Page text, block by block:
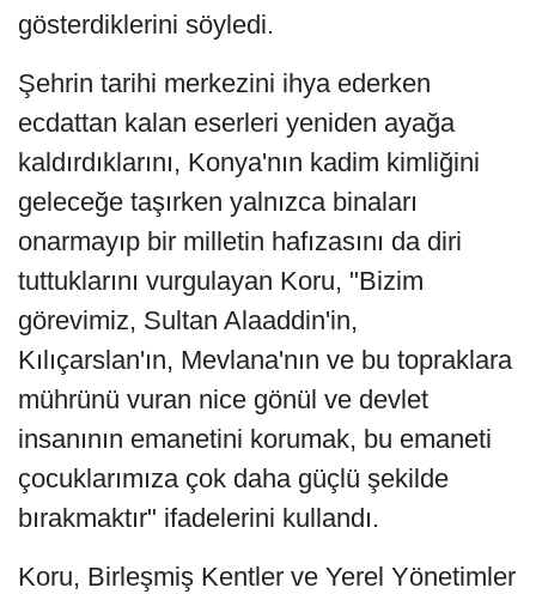
gösterdiklerini söyledi.
Şehrin tarihi merkezini ihya ederken
ecdattan kalan eserleri yeniden ayağa
kaldırdıklarını, Konya'nın kadim kimliğini
geleceğe taşırken yalnızca binaları
onarmayıp bir milletin hafızasını da diri
tuttuklarını vurgulayan Koru, "Bizim
görevimiz, Sultan Alaaddin'in,
Kılıçarslan'ın, Mevlana'nın ve bu topraklara
mührünü vuran nice gönül ve devlet
insanının emanetini korumak, bu emaneti
çocuklarımıza çok daha güçlü şekilde
bırakmaktır" ifadelerini kullandı.
Koru, Birleşmiş Kentler ve Yerel Yönetimler